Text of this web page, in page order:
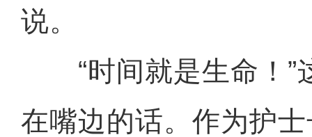
说。
“时间就是生命！”
在嘴边的话。作为护